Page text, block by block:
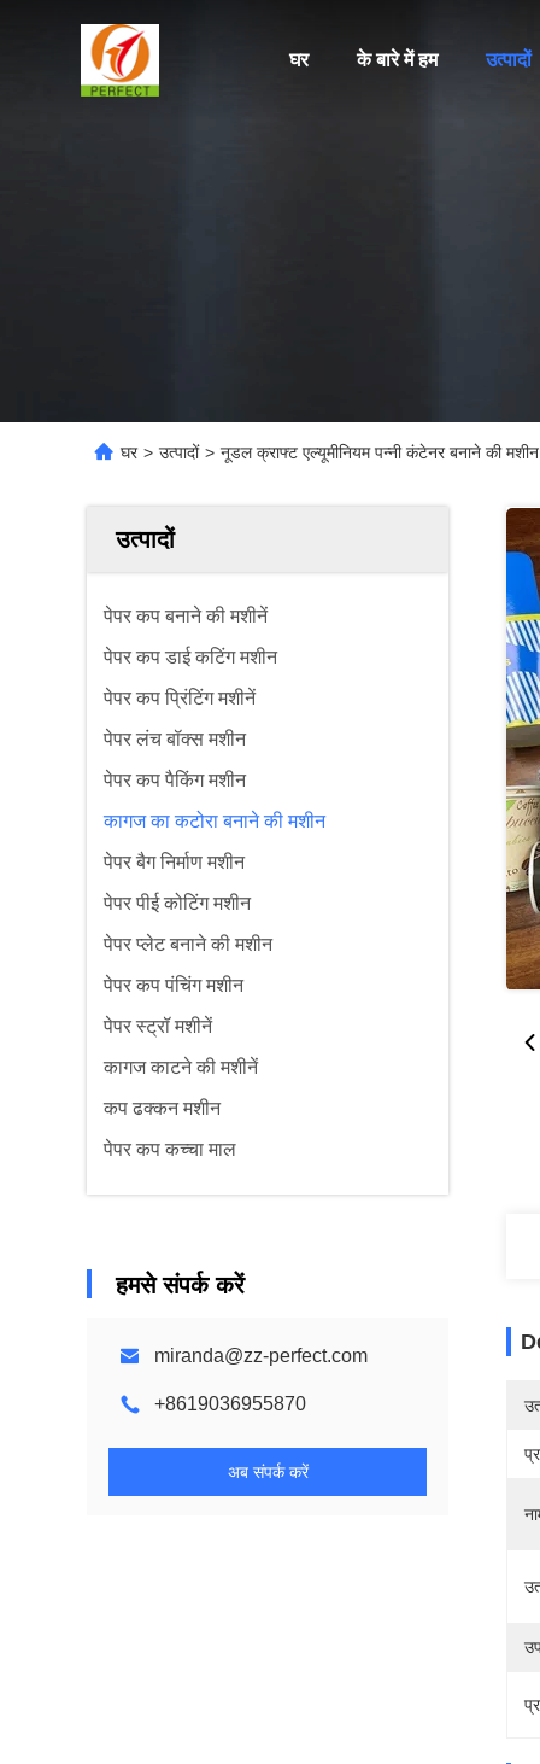
घर के बारे में हम उत्पादों
घर > उत्पादों > नूडल क्राफ्ट एल्यूमीनियम पन्नी कंटेनर बनाने की
उत्पादों
पेपर कप बनाने की मशीनें
पेपर कप डाई कटिंग मशीन
पेपर कप प्रिंटिंग मशीनें
पेपर लंच बॉक्स मशीन
पेपर कप पैकिंग मशीन
कागज का कटोरा बनाने की मशीन
पेपर बैग निर्माण मशीन
पेपर पीई कोटिंग मशीन
पेपर प्लेट बनाने की मशीन
पेपर कप पंचिंग मशीन
पेपर स्ट्रॉ मशीनें
कागज काटने की मशीनें
कप ढक्कन मशीन
पेपर कप कच्चा माल
हमसे संपर्क करें
miranda@zz-perfect.com
+8619036955870
अब संपर्क करें